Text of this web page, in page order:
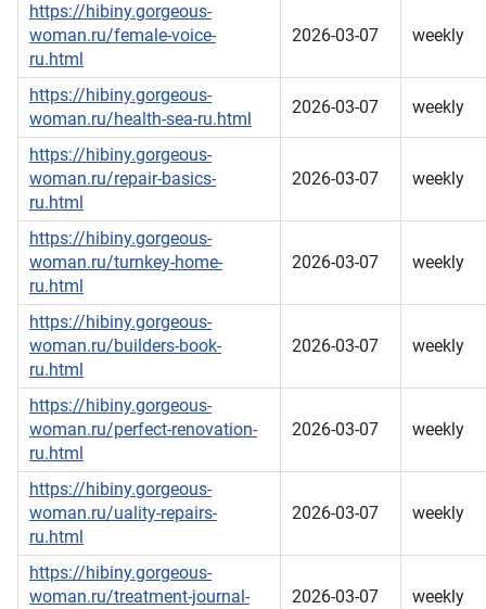
https://hibiny.gorgeous-
woman.ru/female-voice-
ru.html
2026-03-07 weekly
https://hibiny.gorgeous-
woman.ru/health-sea-ru.html
2026-03-07 weekly
https://hibiny.gorgeous-
woman.ru/repair-basics-
ru.html
2026-03-07 weekly
https://hibiny.gorgeous-
woman.ru/turnkey-home-
ru.html
2026-03-07 weekly
https://hibiny.gorgeous-
woman.ru/builders-book-
ru.html
2026-03-07 weekly
https://hibiny.gorgeous-
woman.ru/perfect-renovation-
ru.html
2026-03-07 weekly
https://hibiny.gorgeous-
woman.ru/uality-repairs-
ru.html
2026-03-07 weekly
https://hibiny.gorgeous-
woman.ru/treatment-journal-
2026-03-07 weekly